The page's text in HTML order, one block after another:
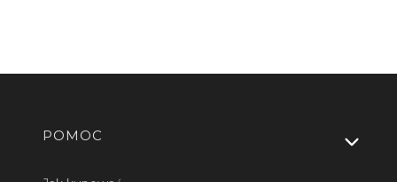
Linki w stopce
POMOC